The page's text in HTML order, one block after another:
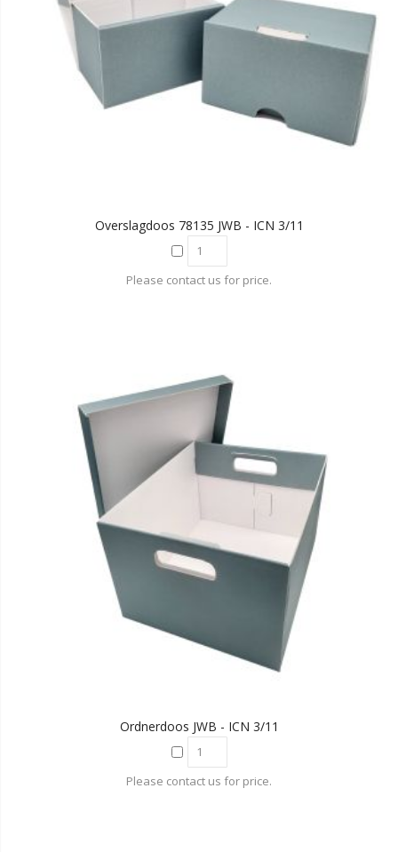
Overslagdoos 78135 JWB - ICN 3/11
Please contact us for price.
Ordnerdoos JWB - ICN 3/11
Please contact us for price.